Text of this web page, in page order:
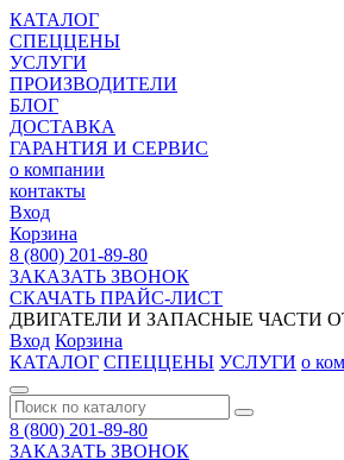
КАТАЛОГ
СПЕЦЦЕНЫ
УСЛУГИ
ПРОИЗВОДИТЕЛИ
БЛОГ
ДОСТАВКА
ГАРАНТИЯ И СЕРВИС
о компании
контакты
Вход
Корзина
8 (800) 201-89-80
ЗАКАЗАТЬ ЗВОНОК
СКАЧАТЬ ПРАЙС-ЛИСТ
ДВИГАТЕЛИ И ЗАПАСНЫЕ ЧАСТИ
Вход Корзина
КАТАЛОГ СПЕЦЦЕНЫ УСЛУГИ о
8 (800) 201-89-80
ЗАКАЗАТЬ ЗВОНОК